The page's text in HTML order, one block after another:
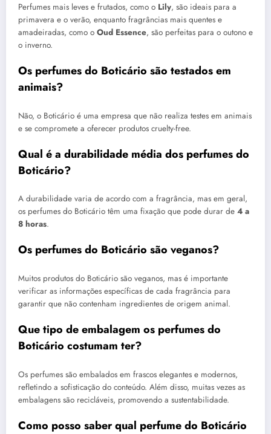
Perfumes mais leves e frutados, como o Lily, são ideais para a
primavera e o verão, enquanto fragrâncias mais quentes e
amadeiradas, como o Oud Essence, são perfeitas para o outono e
o inverno.
Os perfumes do Boticário são testados em
animais?
Não, o Boticário é uma empresa que não realiza testes em animais
e se compromete a oferecer produtos cruelty-free.
Qual é a durabilidade média dos perfumes do
Boticário?
A durabilidade varia de acordo com a fragrância, mas em geral,
os perfumes do Boticário têm uma fixação que pode durar de 4 a
8 horas.
Os perfumes do Boticário são veganos?
Muitos produtos do Boticário são veganos, mas é importante
verificar as informações específicas de cada fragrância para
garantir que não contenham ingredientes de origem animal.
Que tipo de embalagem os perfumes do
Boticário costumam ter?
Os perfumes são embalados em frascos elegantes e modernos,
refletindo a sofisticação do conteúdo. Além disso, muitas vezes as
embalagens são recicláveis, promovendo a sustentabilidade.
Como posso saber qual perfume do Boticário